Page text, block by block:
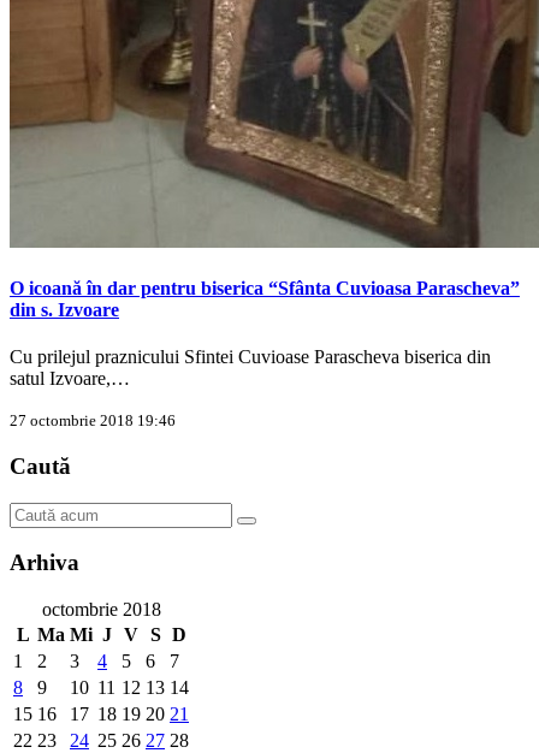
O icoană în dar pentru biserica “Sfânta Cuvioasa Parascheva”
din s. Izvoare
Cu prilejul praznicului Sfintei Cuvioase Parascheva biserica din
satul Izvoare,…
27 octombrie 2018 19:46
Caută
Arhiva
octombrie 2018
L Ma Mi J V S D
1
2 3 4 5 6
7
8
9 10 11 12 13 14
15 16 17 18 19 20 21
22 23 24 25 26 27 28